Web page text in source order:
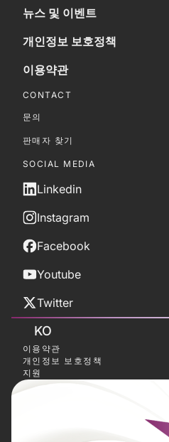
뉴스 및 이벤트
개인정보 보호정책
이용약관
CONTACT
문의
판매자 찾기
SOCIAL MEDIA
Linkedin
Instagram
Facebook
Youtube
Twitter
KO
이용약관
개인정보 보호정책
지원